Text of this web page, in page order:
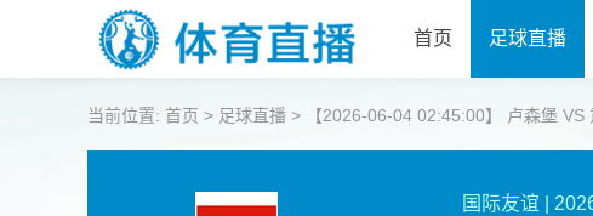
首页 足球直播
当前位置: 首页 > 足球直播 > 【2026-06-04 02:45:00】 卢森堡 VS
国际友谊